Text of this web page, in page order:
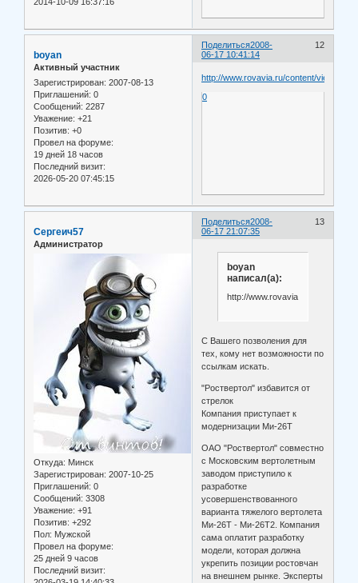
Поделиться 12
2008-
06-17 10:41:14
boyan
Активный участник
Зарегистрирован: 2007-08-13
Приглашений: 0
Сообщений: 2287
Уважение: +21
Позитив: +0
Провел на форуме:
19 дней 18 часов
Последний визит:
2026-05-20 07:45:15
http://www.rovavia.ru/content/view/974/
0
Поделиться 13
2008-
06-17 21:07:35
Сергеич57
Администратор
Откуда: Минск
Зарегистрирован: 2007-10-25
Приглашений: 0
Сообщений: 3308
Уважение: +91
Позитив: +292
Пол: Мужской
Провел на форуме:
25 дней 9 часов
Последний визит:
boyan
написал(а):
http://www.rovavia.ru/content/
С Вашего позволения для
тех, кому нет возможности по
ссылкам искать.
"Роствертол" избавится от
стрелок
Компания приступает к
модернизации Ми-26Т
ОАО "Роствертол" совместно
с Московским вертолетным
заводом приступило к
разработке
усовершенствованного
варианта тяжелого вертолета
Ми-26Т - Ми-26Т2. Компания
сама оплатит разработку
модели, которая должна
укрепить позиции ростовчан
на внешнем рынке. Эксперты